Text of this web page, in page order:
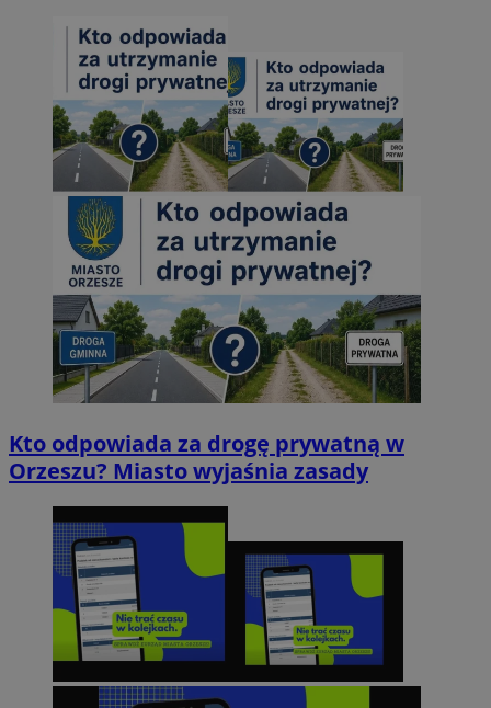
Kto odpowiada za drogę prywatną w
Orzeszu? Miasto wyjaśnia zasady